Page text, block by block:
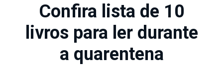
Confira lista de 10
livros para ler durante
a quarentena